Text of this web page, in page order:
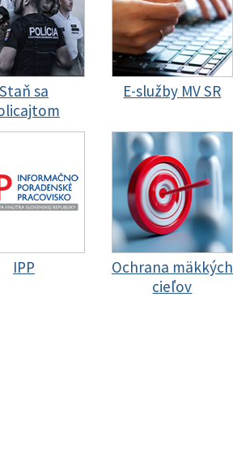
Staň sa
E-služby MV SR
IPP
Ochrana mäkkých
cieľov